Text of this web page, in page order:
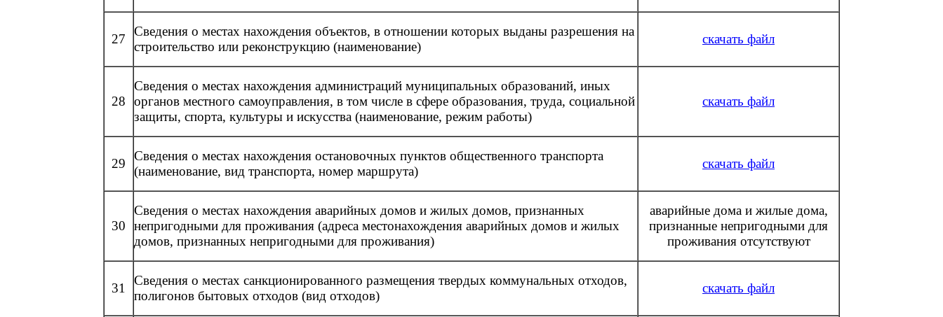
27
Сведения о местах нахождения объектов, в отношении которых выданы разрешения на
строительство или реконструкцию (наименование)
скачать файл
28
Сведения о местах нахождения администраций муниципальных образований, иных
органов местного самоуправления, в том числе в сфере образования, труда, социальной
защиты, спорта, культуры и искусства (наименование, режим работы)
скачать файл
29
Сведения о местах нахождения остановочных пунктов общественного транспорта
(наименование, вид транспорта, номер маршрута)
скачать файл
30
Сведения о местах нахождения аварийных домов и жилых домов, признанных
непригодными для проживания (адреса местонахождения аварийных домов и жилых
домов, признанных непригодными для проживания)
аварийные дома и жилые дома,
признанные непригодными для
проживания отсутствуют
31
Сведения о местах санкционированного размещения твердых коммунальных отходов,
полигонов бытовых отходов (вид отходов)
скачать файл